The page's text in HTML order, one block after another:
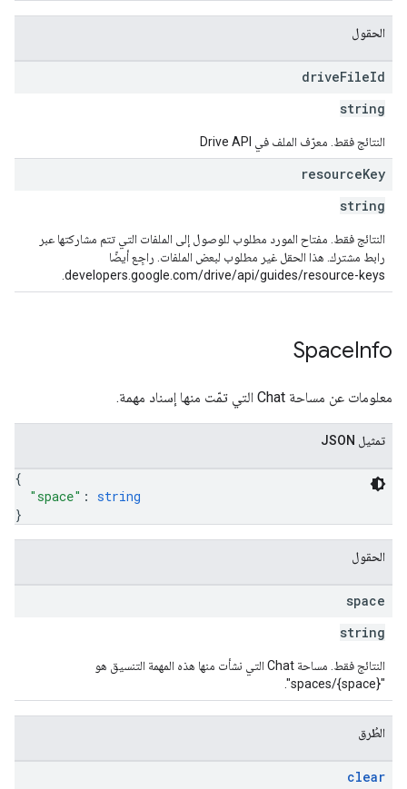
الحقول
driveFileId
string
النتائج فقط. معرّف الملف في Drive API
resourceKey
string
النتائج فقط. مفتاح المورد مطلوب للوصول إلى الملفات التي تتم مشاركتها عبر
رابط مشترك. هذا الحقل غير مطلوب لبعض الملفات. راجِع أيضًا
developers.google.com/drive/api/guides/resource-keys.
SpaceInfo
معلومات عن مساحة Chat التي تمّت منها إسناد مهمة.
تمثيل JSON
{
"space" : string
}
الحقول
space
string
النتائج فقط. مساحة Chat التي نشأت منها هذه المهمة التنسيق هو
"spaces/{space}".
الطُرق
clear